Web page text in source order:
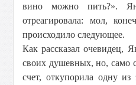
вино можно пить?».
отреагировала: мол,
происходило следующее.
Как рассказал очевидец,
своих душевных, но, само
счет, откупорила одну